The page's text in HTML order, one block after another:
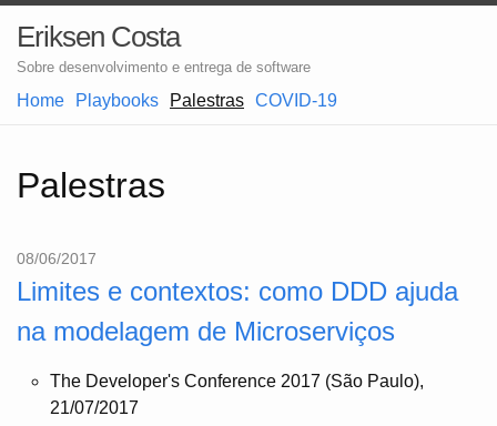
Eriksen Costa
Sobre desenvolvimento e entrega de software
Home Playbooks Palestras COVID-19
Palestras
08/06/2017
Limites e contextos: como DDD ajuda
na modelagem de Microserviços
The Developer's Conference 2017 (São Paulo),
21/07/2017